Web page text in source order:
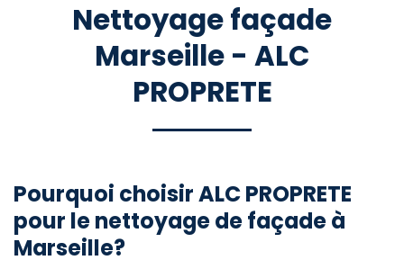
Nettoyage façade
Marseille - ALC
PROPRETE
Pourquoi choisir ALC PROPRETE
pour le nettoyage de façade à
Marseille?